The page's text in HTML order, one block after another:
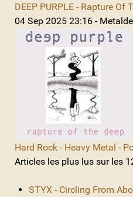
DEEP PURPLE - Rapture Of
04 Sep 2025 23:16 -
Hard Rock - Heavy Metal -
Articles les plus lus sur les
STYX - Circling From